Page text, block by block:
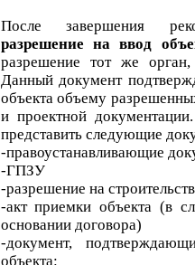
После завершения
разрешение на ввод
разрешение тот же
Данный документ
объекта объему
и проектной
представить следующие
-правоустанавливающие
-ГПЗУ
-разрешение на
-акт приемки объекта (в
основании договора)
-документ,
объекта: